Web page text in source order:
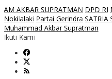
AM AKBAR SUPRATMAN DPD RI
Nokilalaki Partai Gerindra SATRIA
Muhammad Akbar Supratman
Ikuti Kami